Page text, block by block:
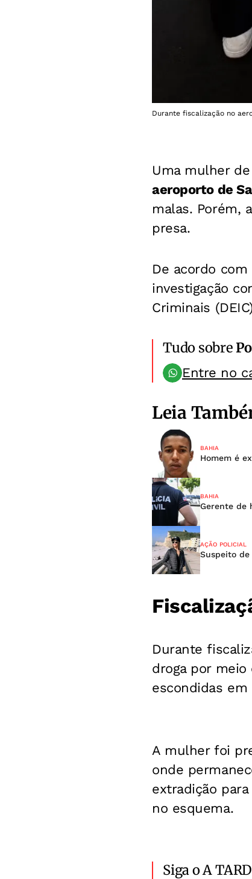
Durante fiscalização no
Uma mulher
aeroporto de
malas. Porém,
presa.
De acordo com
investigação
Criminais
Tudo sobre
Entre no
Leia
BAHIA
Homem é
BAHIA
Gerente de
AÇÃO POLICIAL
Suspeito
Durante
droga por meio
escondidas
A mulher foi
onde
extradição
no esquema.
Siga o A